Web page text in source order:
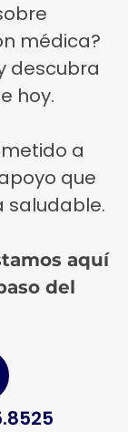
médica?
descubra
hoy.
a
que
saludable.
aquí
del